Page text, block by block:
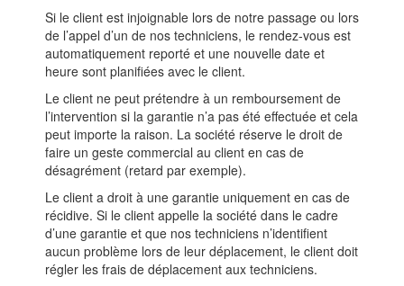
Si le client est injoignable lors de notre passage ou lors
de l’appel d’un de nos techniciens, le rendez-vous est
automatiquement reporté et une nouvelle date et
heure sont planifiées avec le client.
Le client ne peut prétendre à un remboursement de
l’intervention si la garantie n’a pas été effectuée et cela
peut importe la raison. La société réserve le droit de
faire un geste commercial au client en cas de
désagrément (retard par exemple).
Le client a droit à une garantie uniquement en cas de
récidive. Si le client appelle la société dans le cadre
d’une garantie et que nos techniciens n’identifient
aucun problème lors de leur déplacement, le client doit
régler les frais de déplacement aux techniciens.